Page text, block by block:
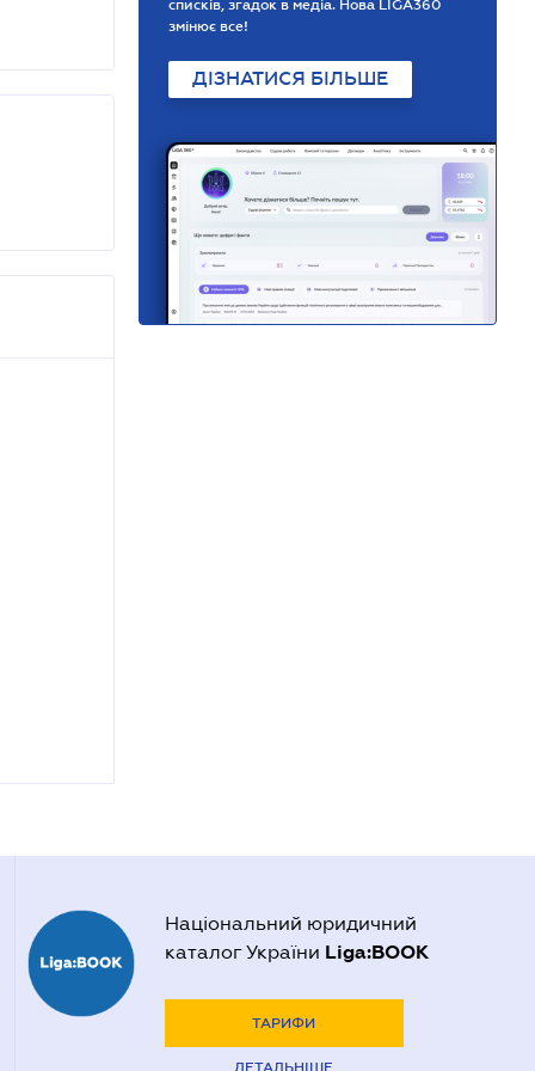
списків, згадок в медіа. Нова LIGA360
змінює все!
ДІЗНАТИСЯ БІЛЬШЕ
Національний юридичний
каталог України Liga:BOOK
ТАРИФИ
ДЕТАЛЬНІШЕ